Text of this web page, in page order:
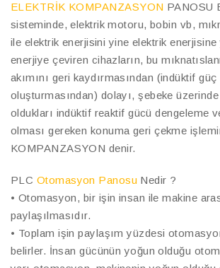
ELEKTRİK KOMPANZASYON PANOSU
sisteminde, elektrik motoru, bobin vb,
ile elektrik enerjisini yine elektrik enerjisine
enerjiye çeviren cihazların, bu
akımını geri kaydırmasından (indüktif güç
oluşturmasından) dolayı, şebeke
oldukları indüktif reaktif gücü dengeleme
olması gereken konuma geri çekme
KOMPANZASYON denir.
PLC Otomasyon Panosu Nedir ?
• Otomasyon, bir işin insan ile makine
paylaşılmasıdır.
• Toplam işin paylaşım yüzdesi
belirler. İnsan gücünün yoğun olduğu